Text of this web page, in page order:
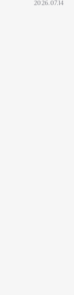
2026.07.14